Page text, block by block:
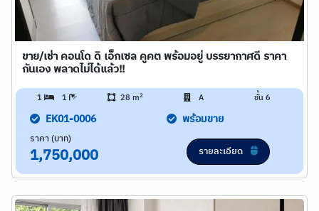
ขาย/เช่า คอนโด ดิ เอ็กเซล คูคต พร้อมอยู่ บรรยากาศดี ราคา
กันเอง พลาดไม่ได้แล้ว!!
1 1 28 m2 A ชั้น 6
EK01-0006 พร้อมขาย
ราคา (บาท)
1,750,000 รายละเอียด